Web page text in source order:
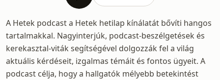
A Hetek podcast a Hetek hetilap kínálatát bővíti hangos
tartalmakkal. Nagyinterjúk, podcast-beszélgetések és
kerekasztal-viták segítségével dolgozzák fel a világ
aktuális kérdéseit, izgalmas témáit és fontos ügyeit. A
podcast célja, hogy a hallgatók mélyebb betekintést